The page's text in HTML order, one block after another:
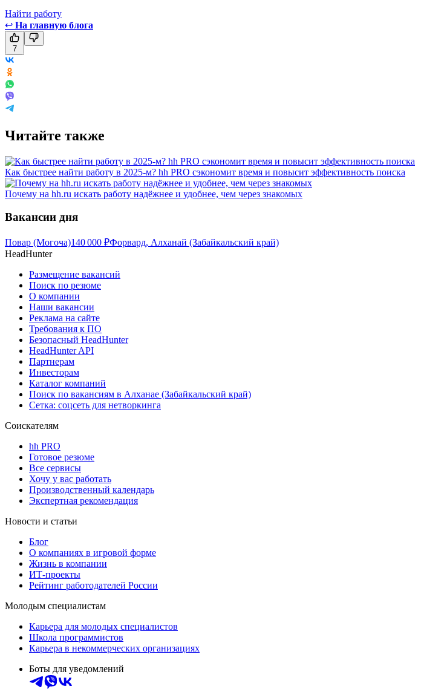
Найти работу
↩ На главную блога
7
Читайте также
Как быстрее найти работу в 2025-м? hh PRO сэкономит время и повысит эффективность поиска
Почему на hh.ru искать работу надёжнее и удобнее, чем через знакомых
Вакансии дня
Повар (Могоча)140 000 ₽Форвард, Алханай (Забайкальский край)
HeadHunter
Размещение вакансий
Поиск по резюме
О компании
Наши вакансии
Реклама на сайте
Требования к ПО
Безопасный HeadHunter
HeadHunter API
Партнерам
Инвесторам
Каталог компаний
Поиск по вакансиям в Алханае (Забайкальский край)
Сетка: соцсеть для нетворкинга
Соискателям
hh PRO
Готовое резюме
Все сервисы
Хочу у вас работать
Производственный календарь
Экспертная рекомендация
Новости и статьи
Блог
О компаниях в игровой форме
Жизнь в компании
ИТ-проекты
Рейтинг работодателей России
Молодым специалистам
Карьера для молодых специалистов
Школа программистов
Карьера в некоммерческих организациях
Боты для уведомлений